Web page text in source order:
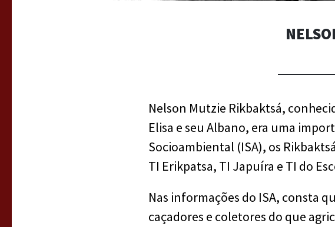
Nelson Mutzie Rikbaktsá,
Elisa e seu Albano, era uma
Socioambiental (ISA), os
TI Erikpatsa, TI Japuíra e TI do
Nas informações do ISA, consta
caçadores e coletores do que